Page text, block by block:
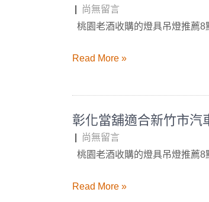
尚無留言
桃園老酒收購的燈具吊燈推薦
Read More »
彰化當舖適合新竹市汽
尚無留言
桃園老酒收購的燈具吊燈推薦
Read More »